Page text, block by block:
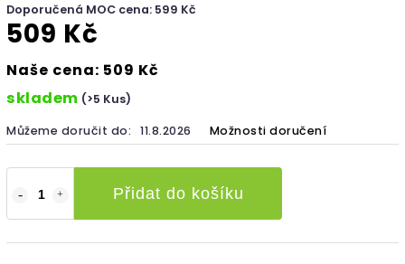
Doporučená MOC cena: 599 Kč
509 Kč
Naše cena: 509 Kč
skladem (>5 Kus)
Můžeme doručit do: 11.8.2026 Možnosti doručení
Přidat do košíku